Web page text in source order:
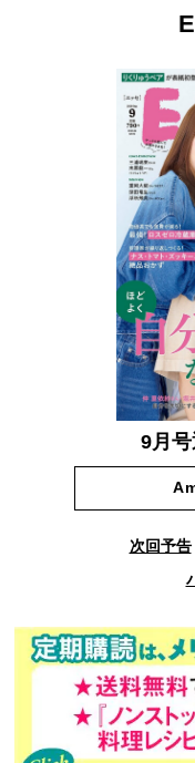
9月
次回予告